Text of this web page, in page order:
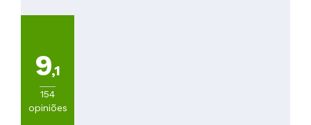
9,1
154
opiniões